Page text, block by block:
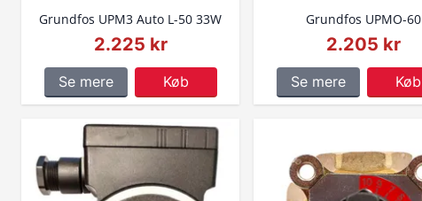
Grundfos UPM3 Auto L-50 33W
2.225 kr
Se mere Køb
Grundfos UPMO-60
2.205 kr
Se mere Køb